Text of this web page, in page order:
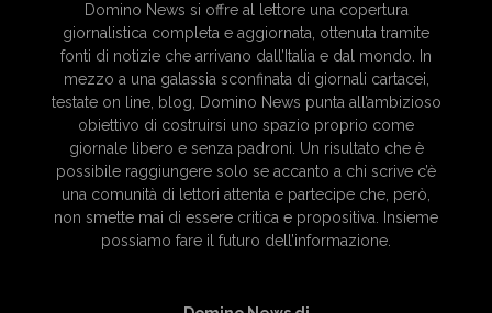
Domino News si offre al lettore una copertura
giornalistica completa e aggiornata, ottenuta tramite
fonti di notizie che arrivano dall’Italia e dal mondo. In
mezzo a una galassia sconfinata di giornali cartacei,
testate on line, blog, Domino News punta all’ambizioso
obiettivo di costruirsi uno spazio proprio come
giornale libero e senza padroni. Un risultato che è
possibile raggiungere solo se accanto a chi scrive c’è
una comunità di lettori attenta e partecipe che, però,
non smette mai di essere critica e propositiva. Insieme
possiamo fare il futuro dell’informazione.